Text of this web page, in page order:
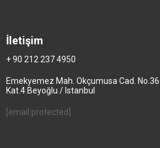
İletişim
+ 90 212 237 4950
Emekyemez Mah. Okçumusa Cad. No.36
Kat.4 Beyoğlu / Istanbul
[email protected]